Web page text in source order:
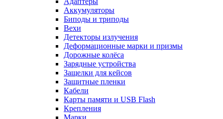
Аккумуляторы
Биподы и триподы
Вехи
Детекторы излучения
Деформационные марки и призмы
Дорожные колёса
Зарядные устройства
Защелки для кейсов
Защитные пленки
Кабели
Карты памяти и USB Flash
Крепления
Марки